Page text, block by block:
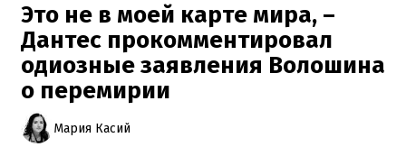
Это не в моей карте мира, –
Дантес прокомментировал
одиозные заявления Волошина
о перемирии
Мария Касий